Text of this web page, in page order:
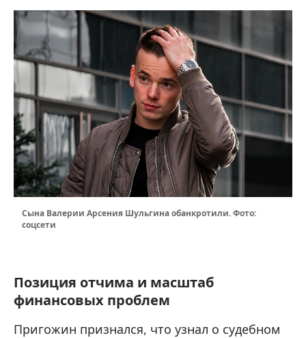
Сына Валерии Арсения Шульгина обанкротили. Фото:
соцсети
Позиция отчима и масштаб
финансовых проблем
Пригожин признался, что узнал о судебном